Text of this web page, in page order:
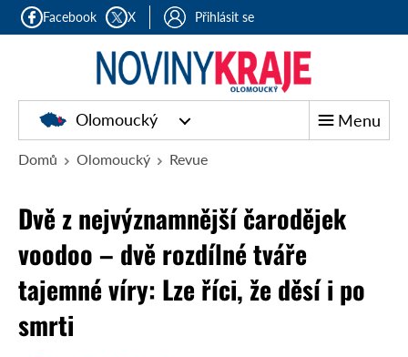
Facebook X Přihlásit se
Olomoucký Menu
Domů Olomoucký Revue
Dvě z nejvýznamnější čarodějek
voodoo – dvě rozdílné tváře
tajemné víry: Lze říci, že děsí i po
smrti